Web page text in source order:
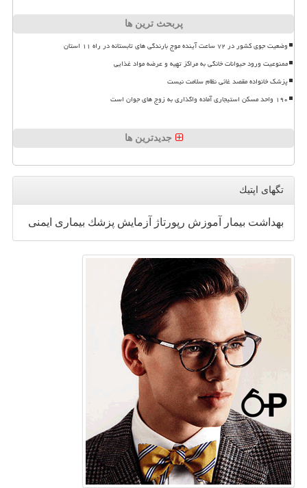
پربحث ترین ها
وضعیت جوی کشور در ۷۲ ساعت آینده موج بارندگی های تابستانه در راه ۱۱ استان
ممنوعیت ورود حیوانات خانگی به مراکز تهیه و عرضه مواد غذایی
پزشک خانواده مقصد غائی نظام سلامت نیست
۱۹۰ واحد مسکن استیجاری آماده واگذاری به زوج های جوان است
جدیدترین ها
تگهای اپتیك
بهداشت بیمار آموزش رپورتاژ آزمایش پزشك بیماری ایمنی